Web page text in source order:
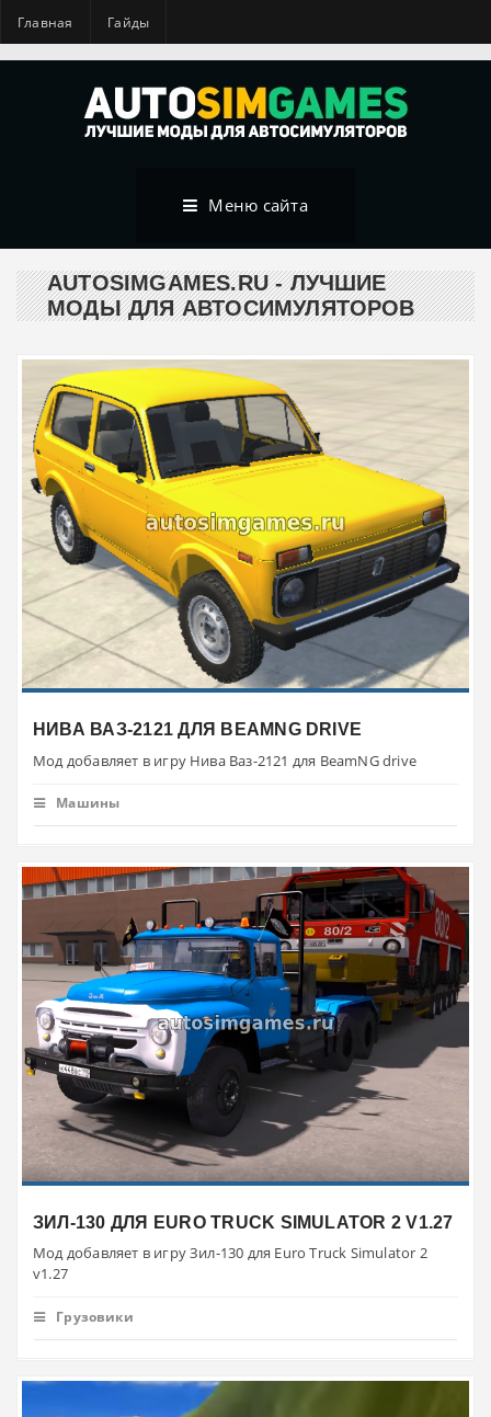
Главная Гайды
Меню сайта
AUTOSIMGAMES.RU - ЛУЧШИЕ
МОДЫ ДЛЯ АВТОСИМУЛЯТОРОВ
НИВА ВАЗ-2121 ДЛЯ BEAMNG DRIVE
Мод добавляет в игру Нива Ваз-2121 для BeamNG drive
Машины
ЗИЛ-130 ДЛЯ EURO TRUCK SIMULATOR 2 V1.27
Мод добавляет в игру Зил-130 для Euro Truck Simulator 2
v1.27
Грузовики